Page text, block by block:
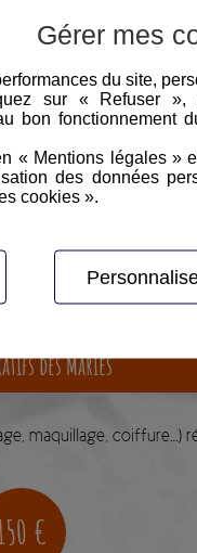
retravaillées (avec
avec un accès privé
(15km autour de
ou montage avec
des Mariés
maquillage, coiffure…)
€
Gérer mes
du site,
sur « Refuser »,
bon fonctionnement
« Mentions légales »
des données
cookies ».